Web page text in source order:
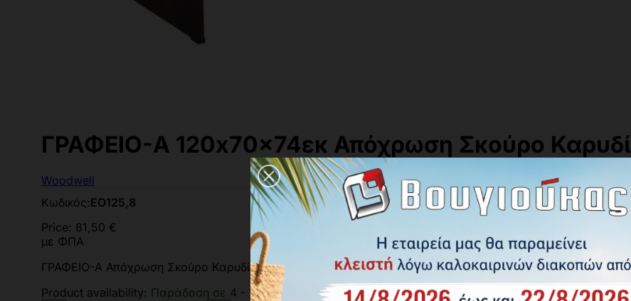
ΓΡΑΦΕΙO-Α 120x70x74εκ Απόχρωση Σκούρο Καρυδί
Woodwell
Κωδικός:ΕΟ125,8
Price: 81,50 €
με ΦΠΑ
ΓΡΑΦΕΙO-Α Απόχρωση Σκούρο Καρυδί
Product availability: Παράδοση σε 4 - 10 ημέρες